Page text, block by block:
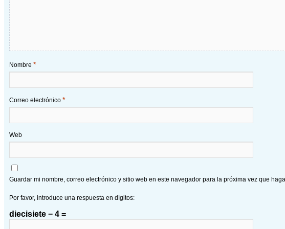
Nombre *
Correo electrónico *
Web
Guardar mi nombre, correo electrónico y sitio web en este navegador para la próxima vez que
Por favor, introduce una respuesta en dígitos:
diecisiete − 4 =